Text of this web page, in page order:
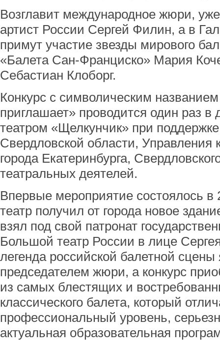
Возглавит международное жюри,
артист России Сергей Филин, а в
примут участие звезды мирового
«Балета Сан-Франциско» Мария
Себастиан Клоборг.
Конкурс с символическим
приглашает» проводится один раз
театром «Щелкунчик» при
Свердловской области, Управления
города Екатеринбурга,
театральных деятелей.
Впервые мероприятие состоялось в
театр получил от города новое
взял под свой патронат
Большой театр России в лице
легенда российской балетной
председателем жюри, а конкурс
из самых блестящих и
классического балета, который
профессиональный уровень,
актуальная образовательная